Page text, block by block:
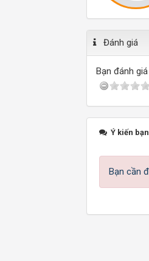
Đánh giá
Bạn đánh
Ý kiến
Bạn cần